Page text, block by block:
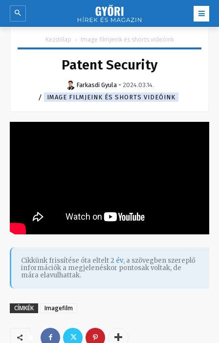
Kezdőlap Image filmjeink és shorts videóink
Patent Security
Farkasdi Gyula - 2024.03.14.
IMAGE FILMJEINK ÉS SHORTS VIDEÓINK
Cikkünk frissítése óta eltelt2 év, a szövegben szereplő
információk a megjelenéskor pontosak voltak, de
mára elavulhattak.
CÍMKÉK Imagefilm